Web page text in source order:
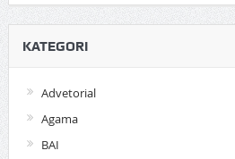
KATEGORI
Advetorial
Agama
BAI